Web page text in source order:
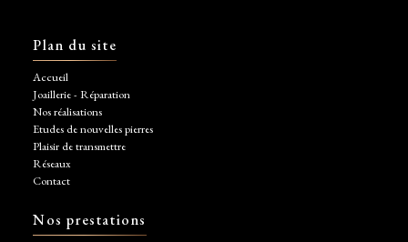
Plan du site
Accueil
Joaillerie - Réparation
Nos réalisations
Etudes de nouvelles pierres
Plaisir de transmettre
Réseaux
Contact
Nos prestations